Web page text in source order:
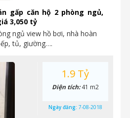
gấp căn hộ 2 phòng ngủ,
3,050 tỷ
ngủ view hồ bơi, nhà hoàn
tủ, giường….
1.9 Tỷ
Diện tích:41 m2
Ngày đăng: 7-08-2018